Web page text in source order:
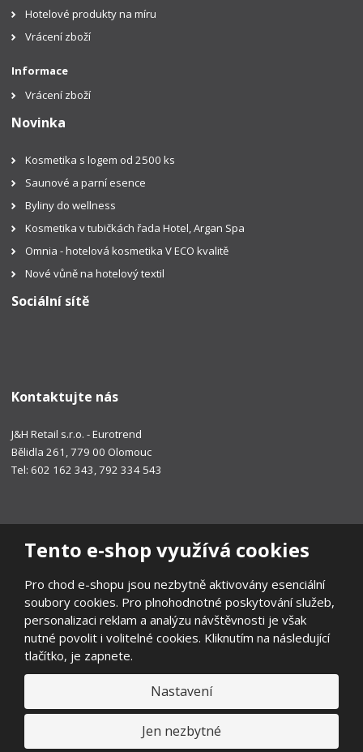
Tento e-shop využívá cookies
Pro chod e-shopu jsou nezbytně aktivovány esenciální
soubory cookies. Pro plnohodnotné poskytování služeb,
personalizaci reklam a analýzu návštěvnosti je však
nutné povolit i volitelné cookies. Kliknutím na následující
tlačítko, je zapnete.
Nastavení
Jen nezbytné
Hotelové produkty na míru
Vrácení zboží
Informace
Vrácení zboží
Novinka
Kosmetika s logem od 2500 ks
Saunové a parní esence
Byliny do wellness
Kosmetika v tubičkách řada Hotel, Argan Spa
Omnia - hotelová kosmetika V ECO kvalitě
Nové vůně na hotelový textil
Sociální sítě
Kontaktujte nás
J&H Retail s.r.o. - Eurotrend
Bělidla 261, 779 00 Olomouc
Tel: 602 162 343, 792 334 543
Prohlášení o přístupnosti|Ochrana osobních údajů|Mapa stránek
Všeobecné obchodní podmínky|Ochrana oznamovatelů
Odstoupení od smlouvy